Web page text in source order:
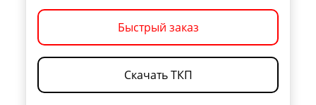
Быстрый заказ
Скачать ТКП